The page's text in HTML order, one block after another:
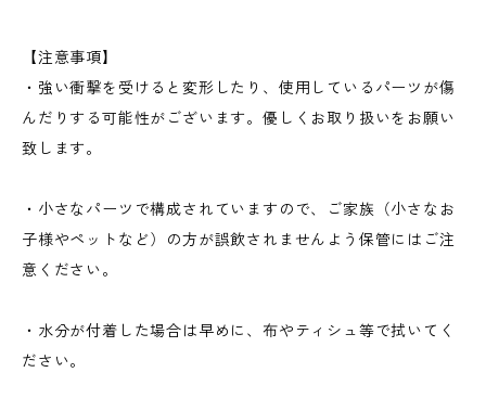
【注意事項】
・強い衝撃を受けると変形したり、使用しているパーツが傷
んだりする可能性がございます。優しくお取り扱いをお願い
致します。
・小さなパーツで構成されていますので、ご家族（小さなお
子様やペットなど）の方が誤飲されませんよう保管にはご注
意ください。
・水分が付着した場合は早めに、布やティシュ等で拭いてく
ださい。